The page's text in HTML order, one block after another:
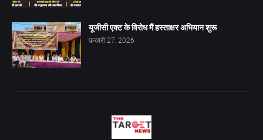
यूजीसी एक्ट के विरोध मैं हस्ताक्षर अभियान शुरू
फ़रवरी 27, 2026